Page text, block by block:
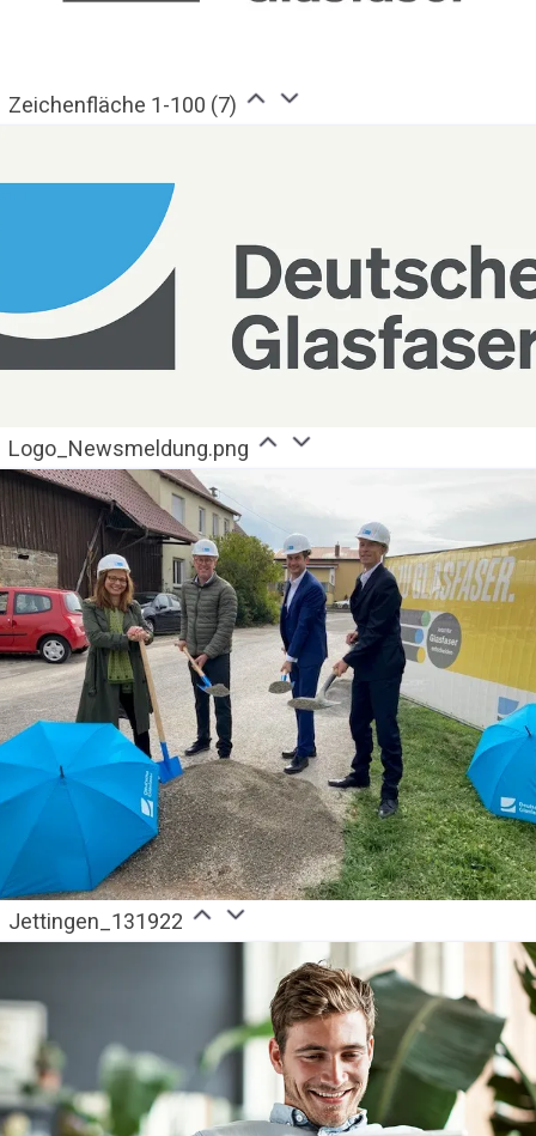
Zeichenfläche 1-100 (7)
Logo_Newsmeldung.png
Jettingen_131922